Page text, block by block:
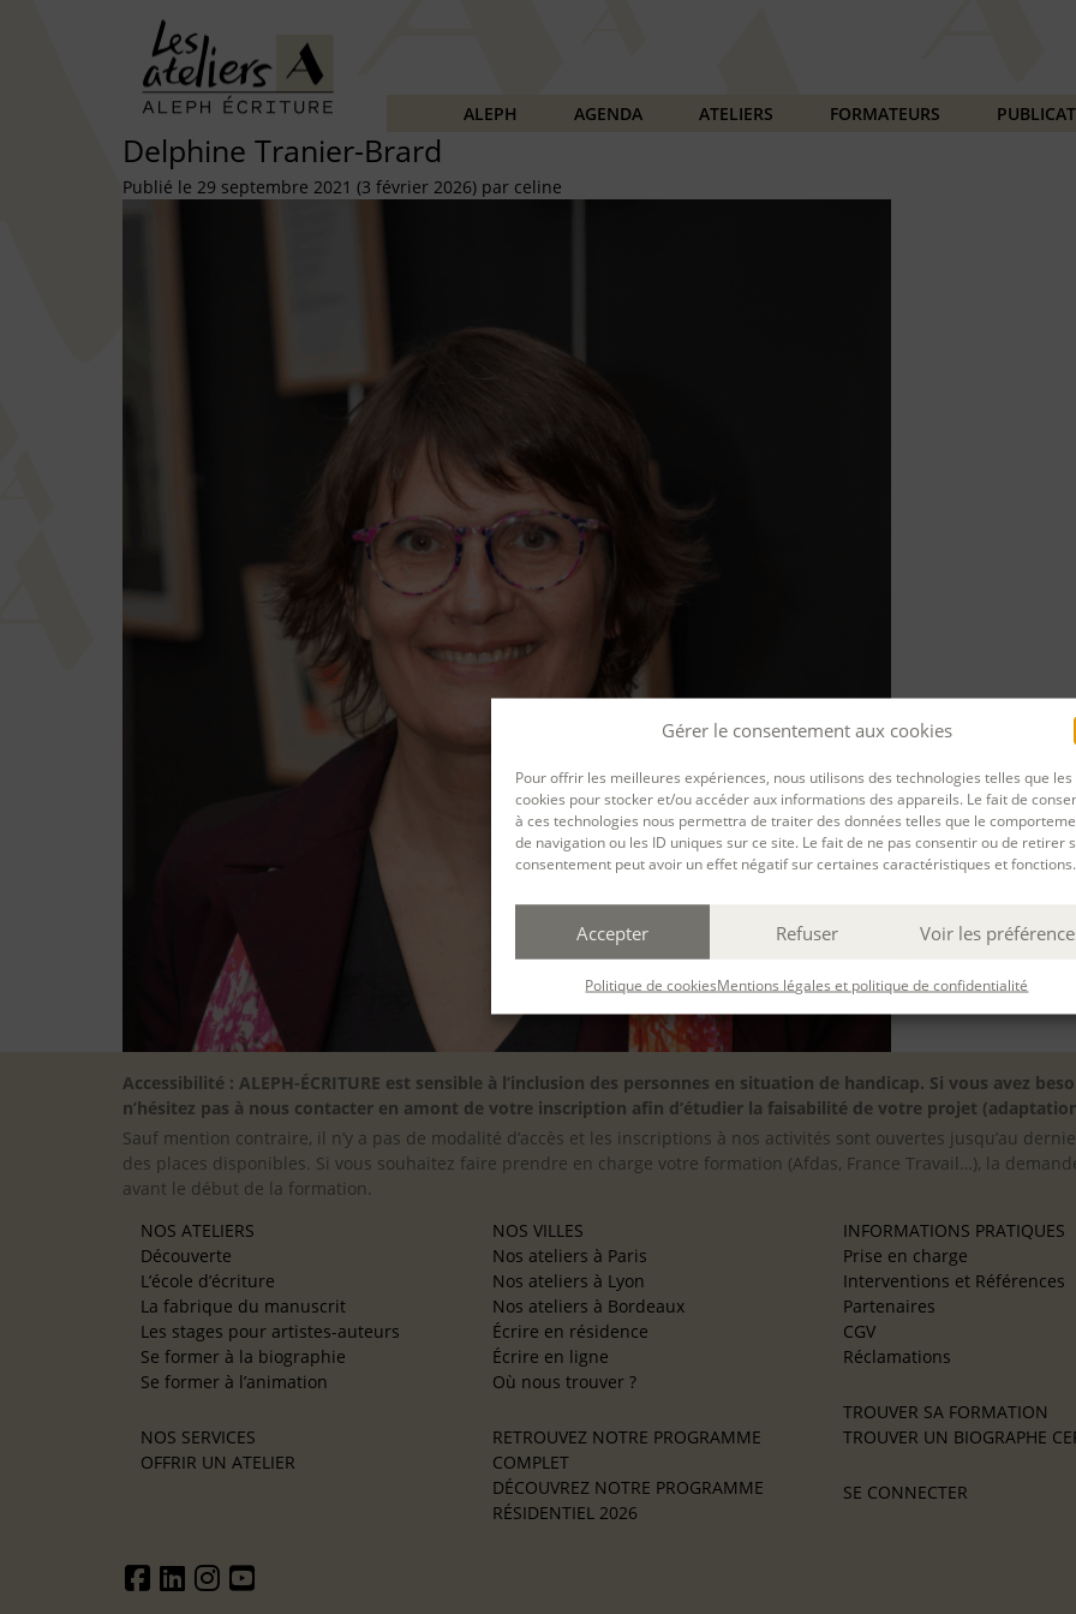
Gérer le consentement aux cookies
Pour offrir les meilleures expériences, nous utilisons des technologies telles que les
cookies pour stocker et/ou accéder aux informations des appareils. Le fait de
à ces technologies nous permettra de traiter des données telles que le
de navigation ou les ID uniques sur ce site. Le fait de ne pas consentir ou de retirer
consentement peut avoir un effet négatif sur certaines caractéristiques et fonctions.
Accepter Refuser Voir les
Politique de cookiesMentions légales et politique de confidentialité
ALEPH AGENDA ATELIERS FORMATEURS
Delphine Tranier-Brard
Publié le 29 septembre 2021 (3 février 2026) par celine
Accessibilité : ALEPH-ÉCRITURE est sensible à l’inclusion des personnes en situation de handicap. Si vous avez
n’hésitez pas à nous contacter en amont de votre inscription afin d’étudier la faisabilité de votre projet
Sauf mention contraire, il n’y a pas de modalité d’accès et les inscriptions à nos activités sont ouvertes jusqu’au
des places disponibles. Si vous souhaitez faire prendre en charge votre formation (Afdas, France Travail…), la
avant le début de la formation.
NOS ATELIERS
Découverte
L’école d’écriture
La fabrique du manuscrit
Les stages pour artistes-auteurs
Se former à la biographie
Se former à l’animation
NOS SERVICES
OFFRIR UN ATELIER
NOS VILLES
Nos ateliers à Paris
Nos ateliers à Lyon
Nos ateliers à Bordeaux
Écrire en résidence
Écrire en ligne
Où nous trouver ?
RETROUVEZ NOTRE PROGRAMME
COMPLET
DÉCOUVREZ NOTRE PROGRAMME
RÉSIDENTIEL 2026
INFORMATIONS PRATIQUES
Prise en charge
Interventions et Références
Partenaires
CGV
Réclamations
TROUVER SA FORMATION
TROUVER UN BIOGRAPHE
SE CONNECTER